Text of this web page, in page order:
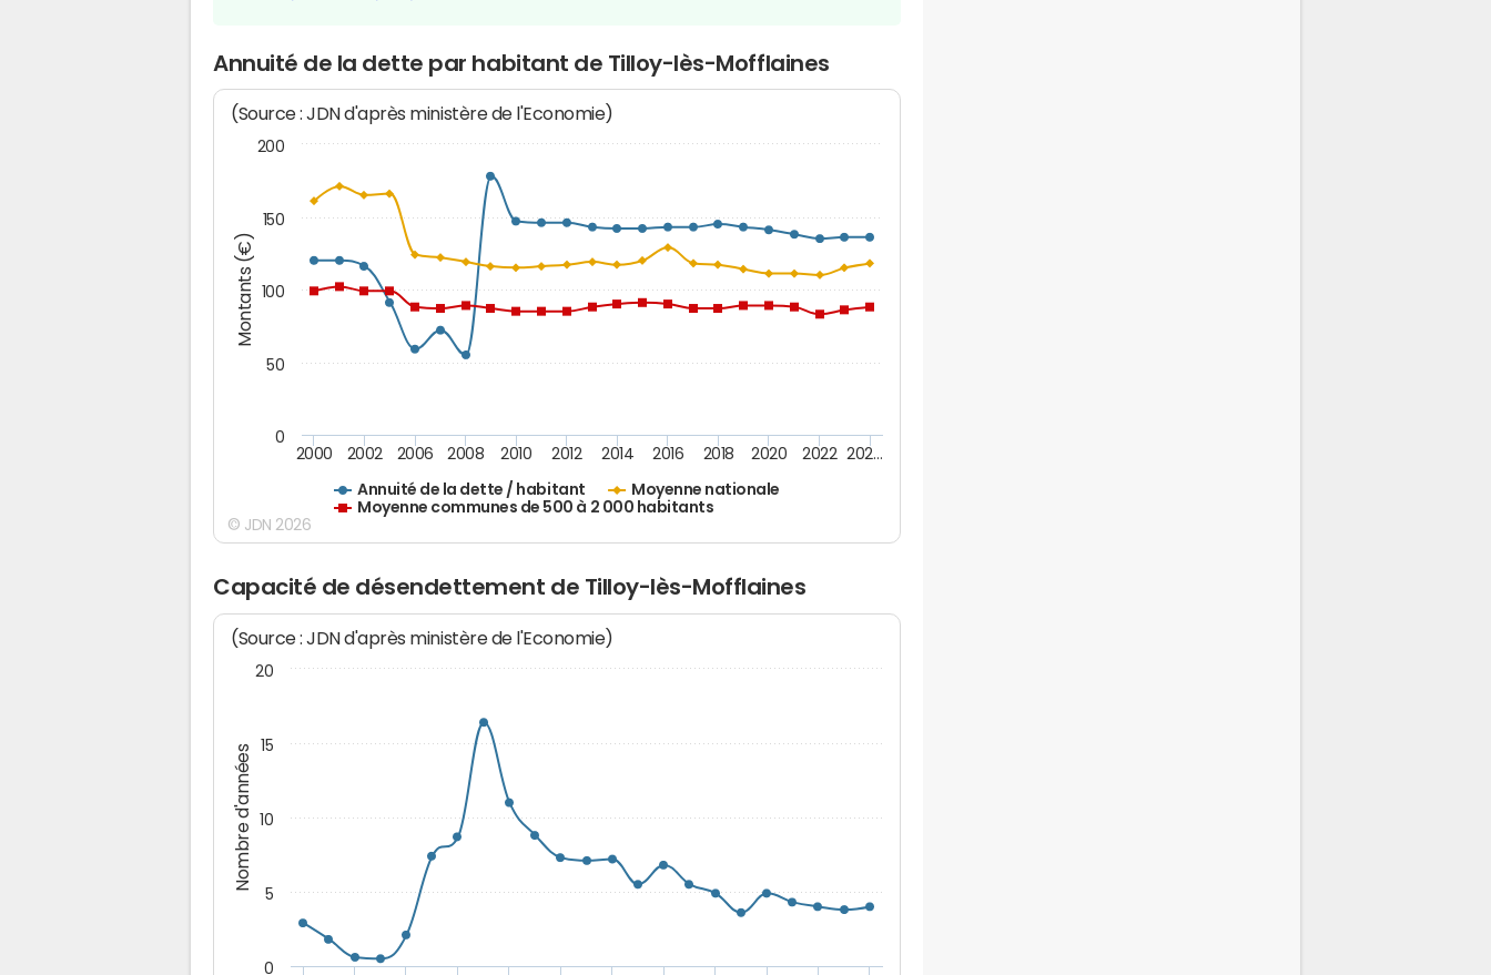
Annuité de la dette par habitant de Tilloy-lès-Mofflaines
Montants (€)
(Source : JDN d'après ministère de l'Economie)
Annuité de la dette / habitant
Moyenne nationale
Moyenne communes de 500 à 2 000 habitants
2000 2002 2006 2008 2010 2012 2014 2016 2018 2020 2022 202…
50
100
150
200
0
© JDN 2026
Capacité de désendettement de Tilloy-lès-Mofflaines
Nombre d'années
(Source : JDN d'après ministère de l'Economie)
0
5
10
15
20